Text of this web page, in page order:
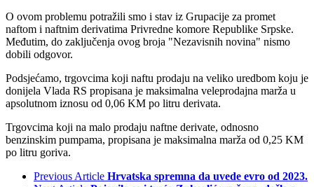
O ovom problemu potražili smo i stav iz Grupacije za promet
naftom i naftnim derivatima Privredne komore Republike Srpske.
Međutim, do zaključenja ovog broja "Nezavisnih novina" nismo
dobili odgovor.
Podsjećamo, trgovcima koji naftu prodaju na veliko uredbom koju je
donijela Vlada RS propisana je maksimalna veleprodajna marža u
apsolutnom iznosu od 0,06 KM po litru derivata.
Trgovcima koji na malo prodaju naftne derivate, odnosno
benzinskim pumpama, propisana je maksimalna marža od 0,25 KM
po litru goriva.
Previous Article Hrvatska spremna da uvede evro od 2023.